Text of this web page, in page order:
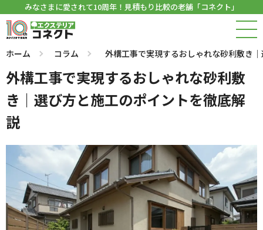
みなさまに愛されて10周年！見積もり比較の老舗「コネクト」
ホーム コラム 外構工事で実現するおしゃれな砂利敷き
外構工事で実現するおしゃれな砂利敷
き｜選び方と施工のポイントを徹底解
説